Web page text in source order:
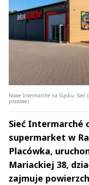
Nowe Intermarché na Śląsku.
prasowe)
Sieć Intermarché
supermarket w
Placówka,
Mariackiej 38,
zajmuje